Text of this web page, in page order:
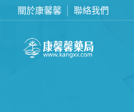
關於康馨馨 聯絡我們